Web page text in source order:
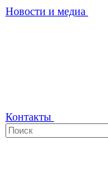
Новости и медиа
Контакты